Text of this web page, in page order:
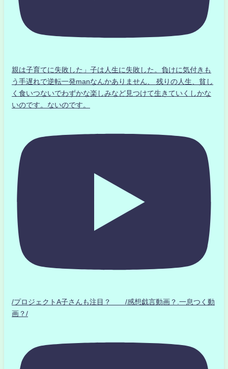
親は子育てに失敗した」子は人生に失敗した。負けに気付きも
う手遅れで逆転一発manなんかありません、 残りの人生、貧し
く食いつないでわずかな楽しみなど見つけて生きていくしかな
いのです。ないのです。
/プロジェクトA子さんも注目？ /感想戯言動画？.一息つく動
画？/